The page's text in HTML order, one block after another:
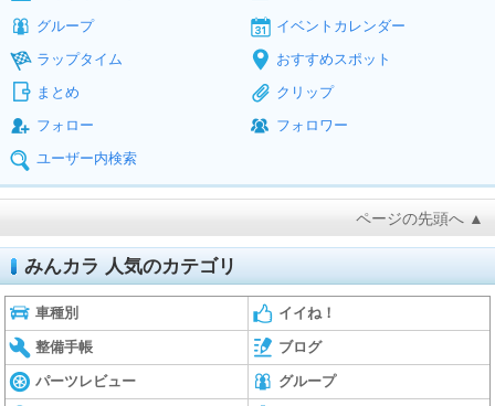
グループ
イベントカレンダー
ラップタイム
おすすめスポット
まとめ
クリップ
フォロー
フォロワー
ユーザー内検索
ページの先頭へ ▲
みんカラ 人気のカテゴリ
車種別 イイね！
整備手帳 ブログ
パーツレビュー グループ